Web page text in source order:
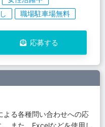
職場駐車場無料
応募する
よる各種問い合わせへの応